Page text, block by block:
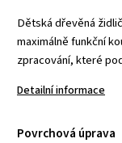
Dětská dřevěná
maximálně funkční
zpracování, které
Detailní informace
Povrchová úprava